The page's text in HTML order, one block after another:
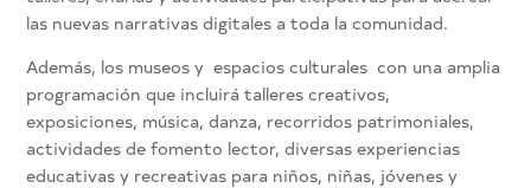
las nuevas narrativas digitales a toda la comunidad.
Además, los museos y espacios culturales con una amplia
programación que incluirá talleres creativos,
exposiciones, música, danza, recorridos patrimoniales,
actividades de fomento lector, diversas experiencias
educativas y recreativas para niños, niñas, jóvenes y